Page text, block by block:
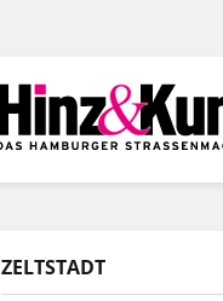
ZELTSTADT